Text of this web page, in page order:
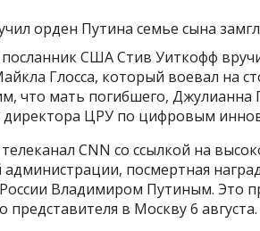
США Стив Уиткофф
Глосса, который воевал на
что мать погибшего, Джулианна
директора ЦРУ по цифровым
CNN со ссылкой на
посмертная
Владимиром Путиным. Это
представителя в Москву 6 августа.